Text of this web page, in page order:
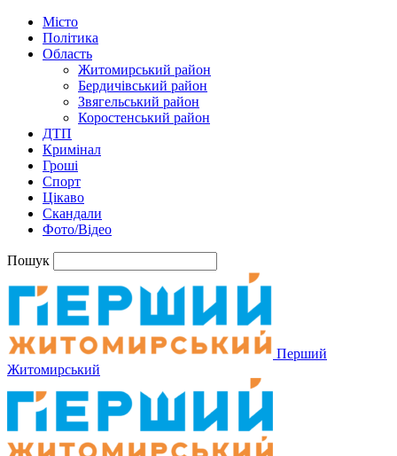
Місто
Політика
Область
Житомирський район
Бердичівський район
Звягельський район
Коростенський район
ДТП
Кримінал
Гроші
Спорт
Цікаво
Скандали
Фото/Відео
Пошук
Перший
Житомирський